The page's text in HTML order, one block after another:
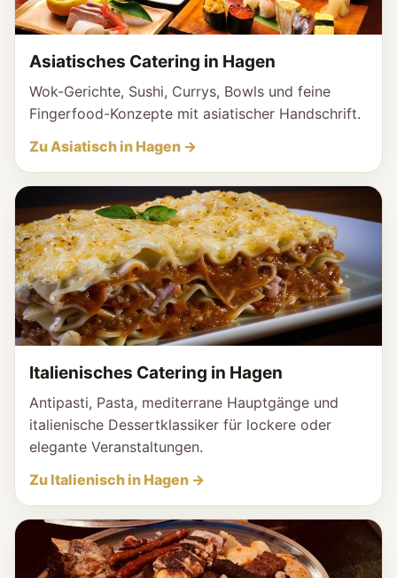
Asiatisches Catering in Hagen
Wok-Gerichte, Sushi, Currys, Bowls und feine
Fingerfood-Konzepte mit asiatischer Handschrift.
Zu Asiatisch in Hagen →
Italienisches Catering in Hagen
Antipasti, Pasta, mediterrane Hauptgänge und
italienische Dessertklassiker für lockere oder
elegante Veranstaltungen.
Zu Italienisch in Hagen →